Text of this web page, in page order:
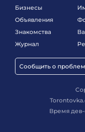
Бизнесы
Объявления
Знакомства
Журнал
Сообщить о
Время дев-